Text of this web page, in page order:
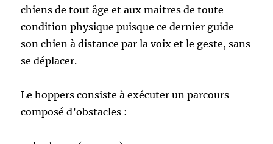
chiens de tout âge et aux maitres de toute
condition physique puisque ce dernier guide
son chien à distance par la voix et le geste, sans
se déplacer.
Le hoppers consiste à exécuter un parcours
composé d’obstacles :